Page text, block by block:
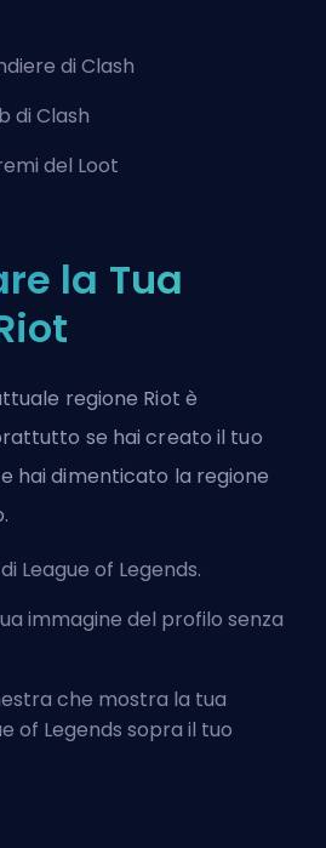
di Clash
di Clash
del Loot
la Tua
regione Riot è
se hai creato il tuo
hai dimenticato la regione
League of Legends.
immagine del profilo senza
che mostra la tua
of Legends sopra il tuo